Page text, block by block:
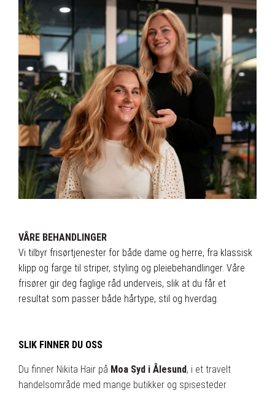
VÅRE BEHANDLINGER
Vi tilbyr frisørtjenester for både dame og herre, fra klassisk
klipp og farge til striper, styling og pleiebehandlinger. Våre
frisører gir deg faglige råd underveis, slik at du får et
resultat som passer både hårtype, stil og hverdag.
SLIK FINNER DU OSS
Du finner Nikita Hair på Moa Syd i Ålesund, i et travelt
handelsområde med mange butikker og spisesteder.